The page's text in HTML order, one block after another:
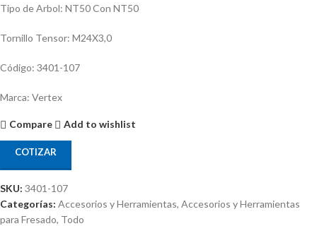
Tipo de Arbol: NT50 Con NT50
Tornillo Tensor: M24X3,0
Código: 3401-107
Marca: Vertex
Compare Add to wishlist
COTIZAR
SKU: 3401-107
Categorías: Accesorios y Herramientas, Accesorios y Herramientas
para Fresado, Todo